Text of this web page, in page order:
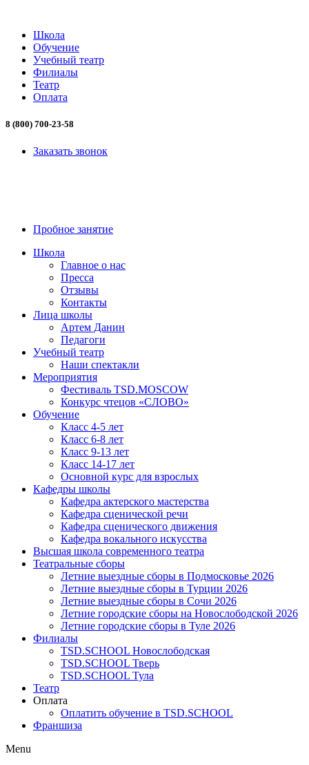
Школа
Обучение
Учебный театр
Филиалы
Театр
Оплата
8 (800) 700-23-58
Заказать звонок
Пробное занятие
Школа
Главное о нас
Пресса
Отзывы
Контакты
Лица школы
Артем Данин
Педагоги
Учебный театр
Наши спектакли
Мероприятия
Фестиваль TSD.MOSCOW
Конкурс чтецов «СЛОВО»
Обучение
Класс 4-5 лет
Класс 6-8 лет
Класс 9-13 лет
Класс 14-17 лет
Основной курс для взрослых
Кафедры школы
Кафедра актерского мастерства
Кафедра сценической речи
Кафедра сценического движения
Кафедра вокального искусства
Высшая школа современного театра
Театральные сборы
Летние выездные сборы в Подмосковье 2026
Летние выездные сборы в Турции 2026
Летние выездные сборы в Сочи 2026
Летние городские сборы на Новослободской 2026
Летние городские сборы в Туле 2026
Филиалы
TSD.SCHOOL Новослободская
TSD.SCHOOL Тверь
TSD.SCHOOL Тула
Театр
Оплата
Оплатить обучение в TSD.SCHOOL
Франшиза
Menu